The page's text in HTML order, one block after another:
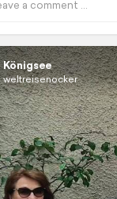
Königsee
weltreisenocker